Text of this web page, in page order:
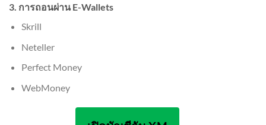
3. การถอนผ่าน E-Wallets
Skrill
Neteller
Perfect Money
WebMoney